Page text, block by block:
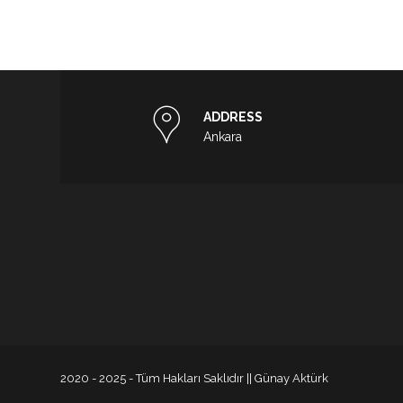
ADDRESS
Ankara
2020 - 2025 - Tüm Hakları Saklıdır || Günay Aktürk